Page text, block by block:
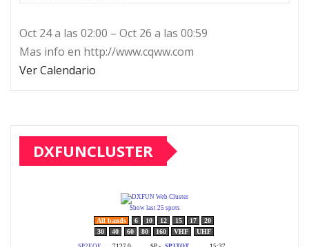
Oct 24 a las 02:00 – Oct 26 a las 00:59
Mas info en http://www.cqww.com
Ver Calendario
DXFUNCLUSTER